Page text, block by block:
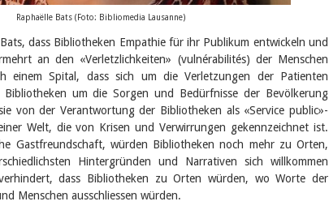
Raphaëlle Bats (Foto: Bibliomedia Lausanne)
dass Bibliotheken Empathie für ihr Publikum entwickeln und
an den «Verletzlichkeiten» (vulnérabilités) der Menschen
einem Spital, dass sich um die Verletzungen der Patienten
Bibliotheken um die Sorgen und Bedürfnisse der Bevölkerung
von der Verantwortung der Bibliotheken als «Service public»-
Welt, die von Krisen und Verwirrungen gekennzeichnet ist.
Gastfreundschaft, würden Bibliotheken noch mehr zu Orten,
Hintergründen und Narrativen sich willkommen
dass Bibliotheken zu Orten würden, wo Worte der
Menschen ausschliessen würden.